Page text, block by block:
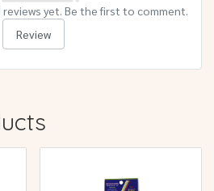
yet. Be the first to comment.
Review